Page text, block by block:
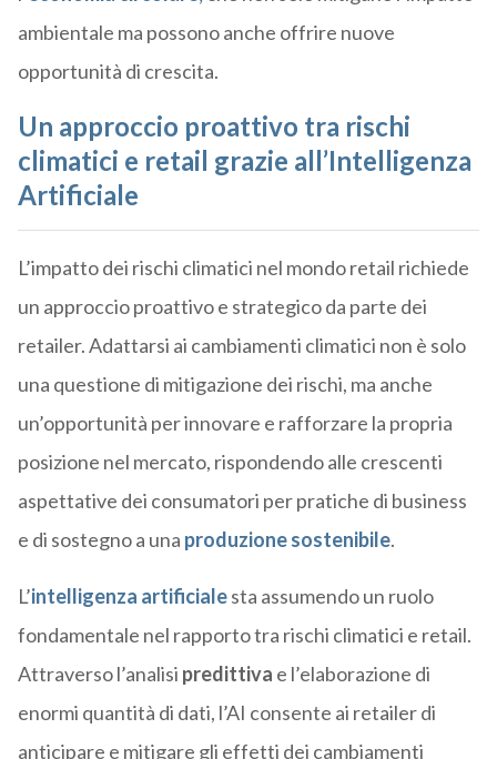
ambientale ma possono anche offrire nuove
opportunità di crescita.
Un approccio proattivo tra rischi
climatici e retail grazie all’Intelligenza
Artificiale
L’impatto dei rischi climatici nel mondo retail richiede
un approccio proattivo e strategico da parte dei
retailer. Adattarsi ai cambiamenti climatici non è solo
una questione di mitigazione dei rischi, ma anche
un’opportunità per innovare e rafforzare la propria
posizione nel mercato, rispondendo alle crescenti
aspettative dei consumatori per pratiche di business
e di sostegno a una produzione sostenibile.
L’intelligenza artificialesta assumendo un ruolo
fondamentale nel rapporto tra rischi climatici e retail.
Attraverso l’analisi predittiva e l’elaborazione di
enormi quantità di dati, l’AI consente ai retailer di
anticipare e mitigare gli effetti dei cambiamenti